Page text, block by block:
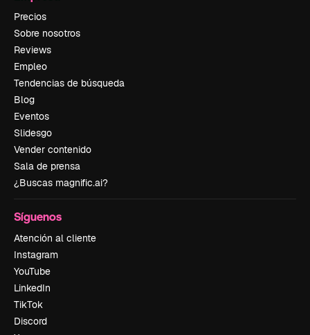
Precios
Sobre nosotros
Reviews
Empleo
Tendencias de búsqueda
Blog
Eventos
Slidesgo
Vender contenido
Sala de prensa
¿Buscas magnific.ai?
Síguenos
Atención al cliente
Instagram
YouTube
LinkedIn
TikTok
Discord